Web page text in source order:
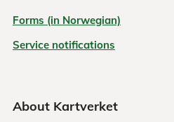
Forms (in Norwegian)
Service notifications
About Kartverket